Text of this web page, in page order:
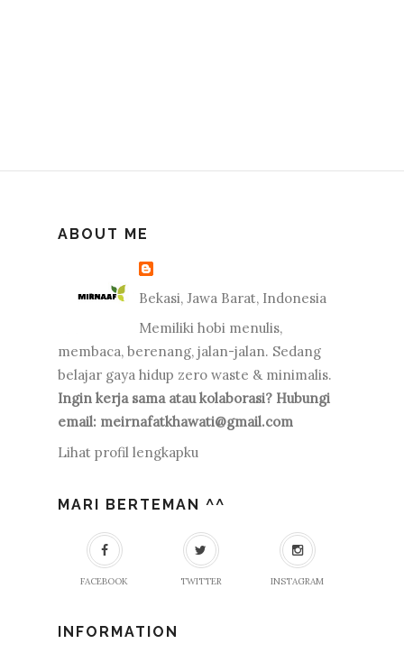
ABOUT ME
Bekasi, Jawa Barat, Indonesia
Memiliki hobi menulis,
membaca, berenang, jalan-jalan. Sedang
belajar gaya hidup zero waste & minimalis.
Ingin kerja sama atau kolaborasi? Hubungi
email: meirnafatkhawati@gmail.com
Lihat profil lengkapku
MARI BERTEMAN ^^
FACEBOOK TWITTER INSTAGRAM
INFORMATION